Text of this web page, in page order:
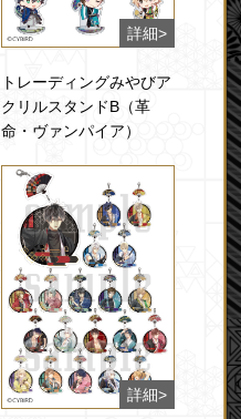
トレーディングみやびア
クリルスタンドB（革
命・ヴァンパイア）